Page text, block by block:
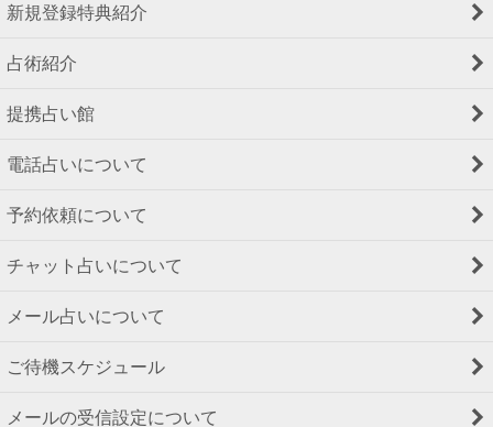
新規登録特典紹介
占術紹介
提携占い館
電話占いについて
予約依頼について
チャット占いについて
メール占いについて
ご待機スケジュール
メールの受信設定について